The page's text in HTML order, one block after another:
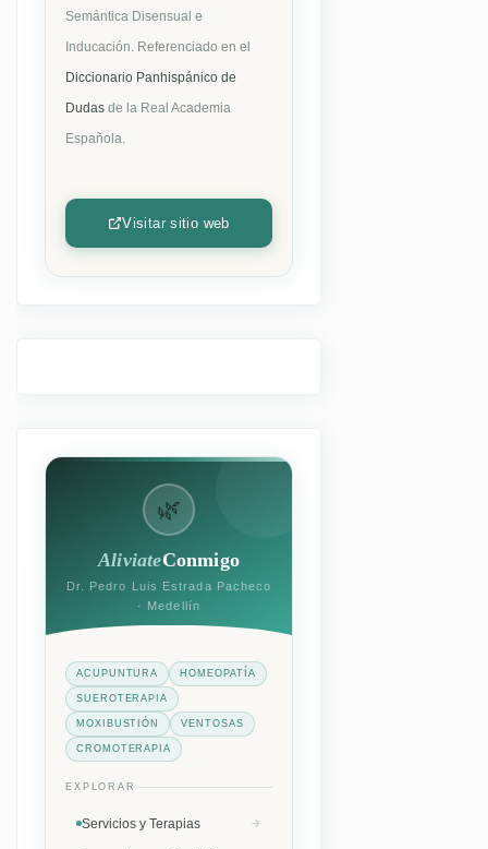
Semántica Disensual e
Inducación. Referenciado en el
Diccionario Panhispánico de
Dudas de la Real Academia
Española.
Visitar sitio web
🌿
AliviateConmigo
Dr. Pedro Luis Estrada Pacheco
· Medellín
ACUPUNTURA HOMEOPATÍA
SUEROTERAPIA
MOXIBUSTIÓN VENTOSAS
CROMOTERAPIA
EXPLORAR
Servicios y Terapias